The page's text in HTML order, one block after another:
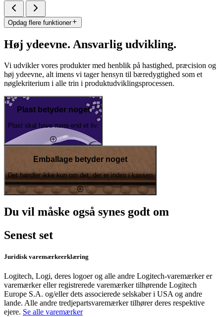
Opdag flere funktioner
Høj ydeevne. Ansvarlig udvikling.
Vi udvikler vores produkter med henblik på hastighed, præcision og
høj ydeevne, alt imens vi tager hensyn til bæredygtighed som et
nøglekriterium i alle trin i produktudviklingsprocessen.
Plast betyder noget
Plast skal have mere end et liv.
Emballage betyder noget
Det handler ikke kun om det, der er inden i kassen
Du vil måske også synes godt om
Senest set
Juridisk varemærkeerklæring
Logitech, Logi, deres logoer og alle andre Logitech-varemærker er
varemærker eller registrerede varemærker tilhørende Logitech
Europe S.A. og/eller dets associerede selskaber i USA og andre
lande. Alle andre tredjepartsvaremærker tilhører deres respektive
ejere. Se alle varemærker